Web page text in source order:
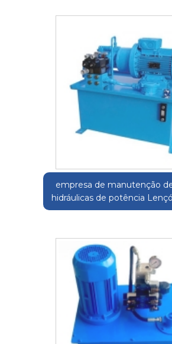
empresa de manutenção
hidráulicas de potência